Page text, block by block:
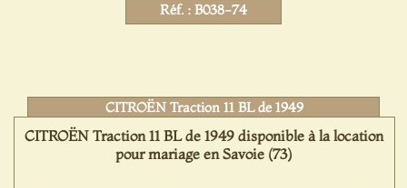
Réf. : B038-74
CITROËN Traction 11 BL de 1949
CITROËN Traction 11 BL de 1949 disponible à la location
pour mariage en Savoie (73)